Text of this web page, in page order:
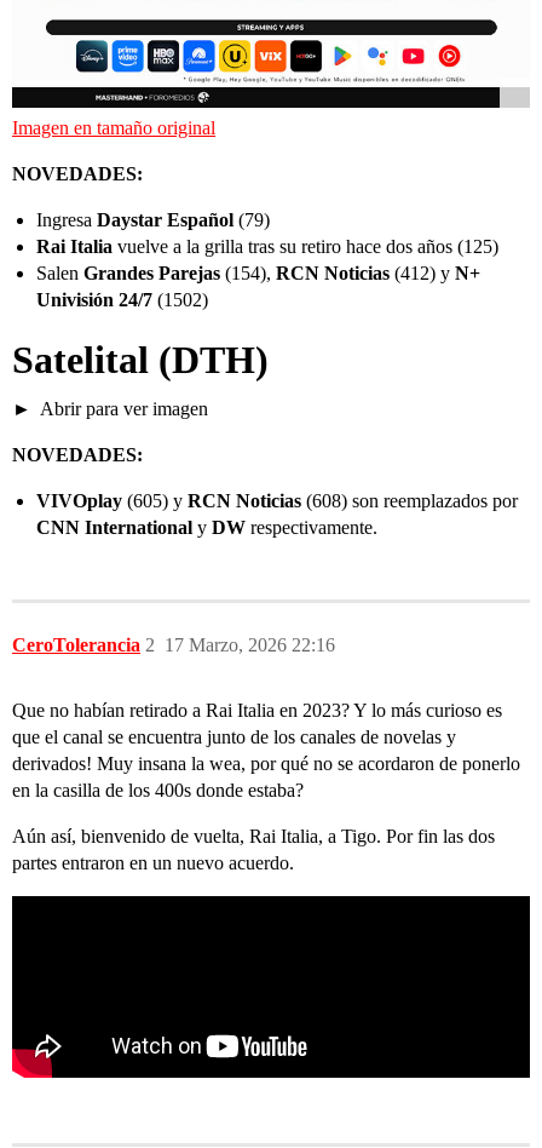
Imagen en tamaño original
NOVEDADES:
Ingresa Daystar Español (79)
Rai Italia vuelve a la grilla tras su retiro hace dos años (125)
Salen Grandes Parejas (154), RCN Noticias (412) y N+
Univisión 24/7 (1502)
Satelital (DTH)
Abrir para ver imagen
NOVEDADES:
VIVOplay (605) y RCN Noticias (608) son reemplazados por
CNN International y DW respectivamente.
CeroTolerancia 17 Marzo, 2026 22:16
2
Que no habían retirado a Rai Italia en 2023? Y lo más curioso es
que el canal se encuentra junto de los canales de novelas y
derivados! Muy insana la wea, por qué no se acordaron de ponerlo
en la casilla de los 400s donde estaba?
Aún así, bienvenido de vuelta, Rai Italia, a Tigo. Por fin las dos
partes entraron en un nuevo acuerdo.